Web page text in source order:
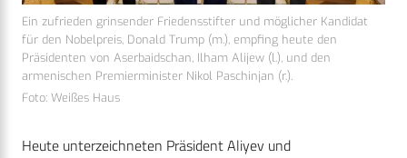
Ein zufrieden grinsender Friedensstifter und möglicher Kandidat
für den Nobelpreis, Donald Trump (m.), empfing heute den
Präsidenten von Aserbaidschan, Ilham Alijew (l.), und den
armenischen Premierminister Nikol Paschinjan (r.).
Foto: Weißes Haus
Heute unterzeichneten Präsident Aliyev und